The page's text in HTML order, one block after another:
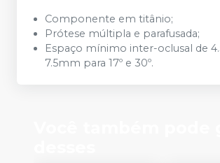
Componente em titânio;
Prótese múltipla e parafusada;
Espaço mínimo inter-oclusal de
7.5mm para 17º e 30º.